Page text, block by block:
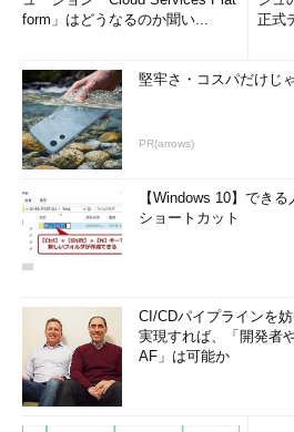
form」はどうなるのか聞い...
正式
堅牢さ・コスパだけじ
PR(arrows)
【Windows 10】でき
ショートカット
CI/CDパイプラインを
実現すれば、「開発者
AF」は可能か